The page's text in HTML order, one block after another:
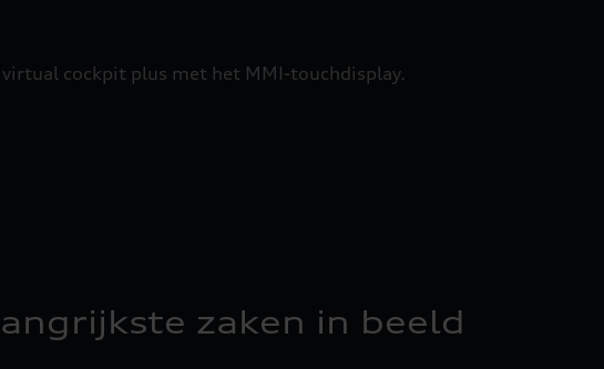
cockpit plus met het MMI-touchdisplay.
zaken in beeld